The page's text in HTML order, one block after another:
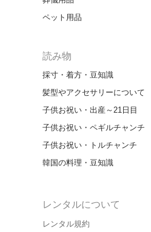
ペット用品
読み物
採寸・着方・豆知識
髪型やアクセサリーについて
子供お祝い・出産～21日目
子供お祝い・ペギルチャンチ
子供お祝い・トルチャンチ
韓国の料理・豆知識
レンタルについて
レンタル規約